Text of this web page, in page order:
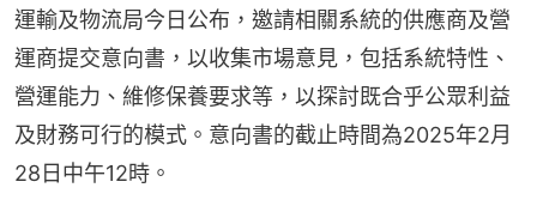
運輸及物流局今日公布，邀請相關系統的供應商及營
運商提交意向書，以收集市場意見，包括系統特性、
營運能力、維修保養要求等，以探討既合乎公眾利益
及財務可行的模式。意向書的截止時間為2025年2月
28日中午12時。